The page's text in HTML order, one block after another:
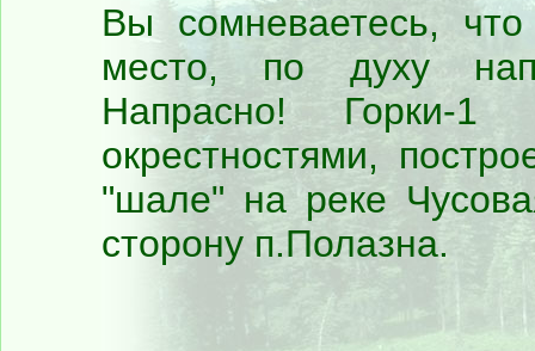
Вы сомневаетесь,
место, по духу
Напрасно! Горки-
окрестностями,
"шале" на реке
сторону п.Полазна.